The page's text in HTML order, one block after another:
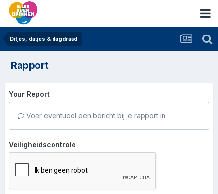
Ditjes, datjes & dagdraad
Rapport
Your Report
Voer eventueel een bericht bij je rapport in
Veiligheidscontrole